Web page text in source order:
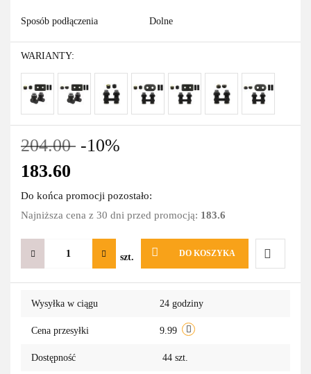
Sposób podłączenia Dolne
WARIANTY:
204.00 -10%
183.60
Do końca promocji pozostało:
Najniższa cena z 30 dni przed promocją: 183.6
szt. DO KOSZYKA
Do
Wysyłka w ciągu 24 godziny
Cena przesyłki 9.99
Dostępność 44 szt.